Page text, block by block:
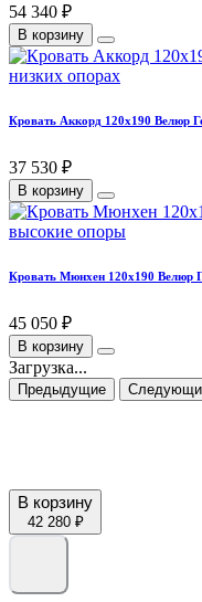
54 340 ₽
В корзину
Кровать Аккорд 120х190 Велюр
37 530 ₽
В корзину
Кровать Мюнхен 120х190 Велюр
45 050 ₽
В корзину
Загрузка...
Предыдущие
В корзину
42 280 ₽